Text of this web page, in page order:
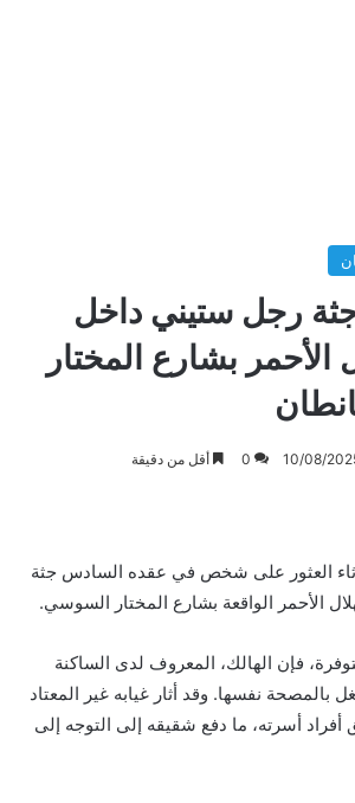
رجل ستيني داخل
بشارع المختار
10/08/
0 أقل من دقيقة
العثور على شخص في عقده السادس جثة
الأحمر الواقعة بشارع المختار السوسي.
فإن الهالك، المعروف لدى الساكنة
بالمصحة نفسها. وقد أثار غيابه غير المعتاد
ساعة قلق أفراد أسرته، ما دفع شقيقه إلى التوجه إلى